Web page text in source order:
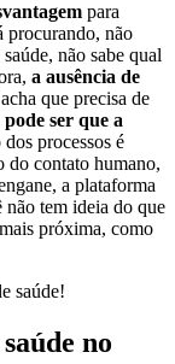
para
procurando, não
não sabe qual
a ausência de
que precisa de
pode ser que a
processos é
do contato humano,
a plataforma
não tem ideia do que
próxima, como
saúde!
no